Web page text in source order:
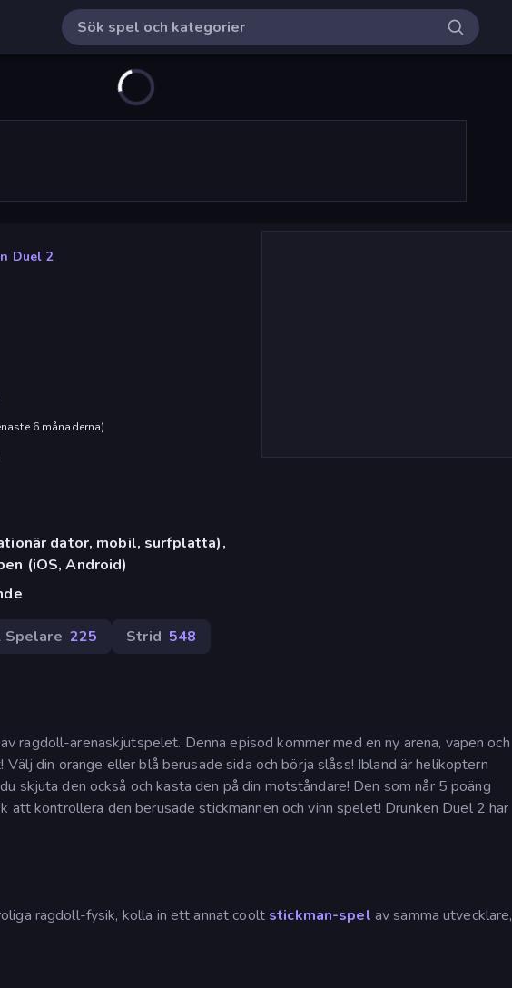
Duel 2
6 månaderna)
dator, mobil, surfplatta),
(iOS, Android)
Spelare 225 Strid 548
ragdoll-arenaskjutspelet. Denna episod kommer med en ny arena, vapen och
din orange eller blå berusade sida och börja slåss! Ibland är helikoptern
skjuta den också och kasta den på din motståndare! Den som når 5 poäng
att kontrollera den berusade stickmannen och vinn spelet! Drunken Duel 2 har
ragdoll-fysik, kolla in ett annat coolt stickman-spel av samma utvecklare,